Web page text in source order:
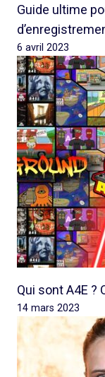
Guide ultime
6 avril 2023
Qui sont A4E ?
14 mars 2023